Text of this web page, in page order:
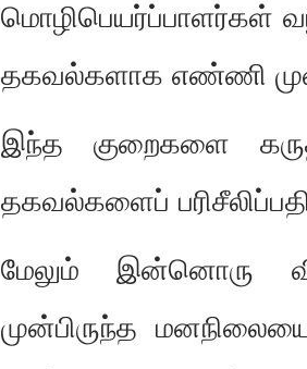
மொழிபெயர்ப்பாளர்கள்
தகவல்களாக எண்ணி
இந்த குறைகளை
தகவல்களைப்
மேலும் இன்னொரு
முன்பிருந்த